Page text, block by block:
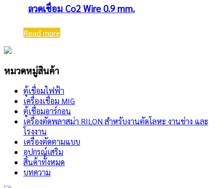
ลวดเชื่อม Co2 Wire 0.9 mm.
Read more
หมวดหมู่สินค้า
ตู้เชื่อมไฟฟ้า
เครื่องเชื่อม MIG
ตู้เชื่อมอาร์กอน
เครื่องตัดพลาสม่า RILON สำหรับงานตัดโลหะ งานช่าง และ
โรงงาน
เครื่องตัดตามแบบ
อุปกรณ์เสริม
สินค้าทั้งหมด
บทความ